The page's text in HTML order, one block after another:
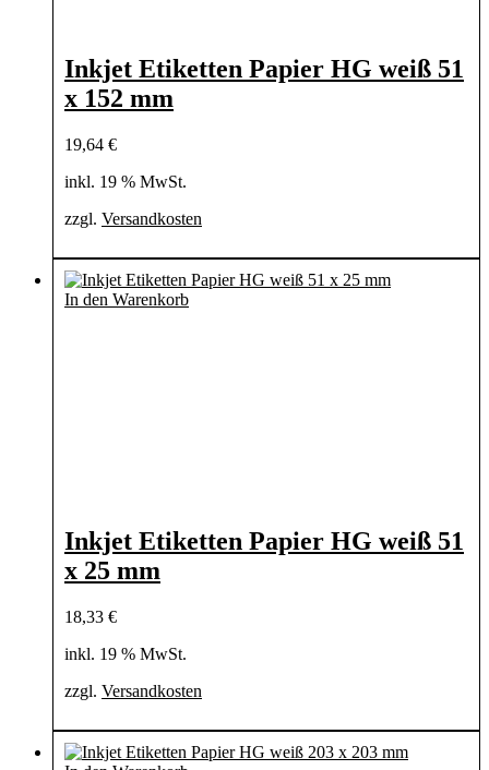
Inkjet Etiketten Papier HG weiß 51
x 152 mm
19,64 €
inkl. 19 % MwSt.
zzgl. Versandkosten
In den Warenkorb
Inkjet Etiketten Papier HG weiß 51
x 25 mm
18,33 €
inkl. 19 % MwSt.
zzgl. Versandkosten